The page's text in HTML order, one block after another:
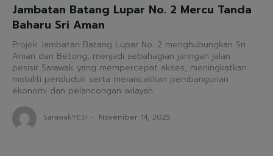
Jambatan Batang Lupar No. 2 Mercu Tanda
Baharu Sri Aman
Projek Jambatan Batang Lupar No. 2 menghubungkan Sri
Aman dan Betong, menjadi sebahagian jaringan jalan
pesisir Sarawak yang mempercepat akses, meningkatkan
mobiliti penduduk serta merancakkan pembangunan
ekonomi dan pelancongan wilayah.
SarawakYES! - November 14, 2025